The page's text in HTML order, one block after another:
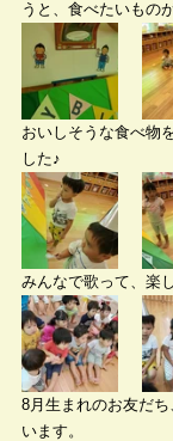
うと、食べたいもの
おいしそうな食べ物
した♪
みんなで歌って、楽
8月生まれのお友だ
います。